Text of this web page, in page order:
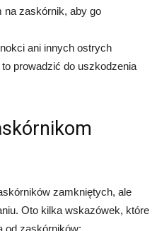
na zaskórnik, aby go
ani innych ostrych
prowadzić do uszkodzenia
zamkniętych, ale
Oto kilka wskazówek, które